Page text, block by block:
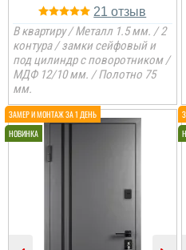
21
В квартиру / Металл 1.5 мм. / 2
контура / замки сейфовый и
под цилиндр с поворотником /
МДФ 12/10 мм. / Полотно 75
мм.